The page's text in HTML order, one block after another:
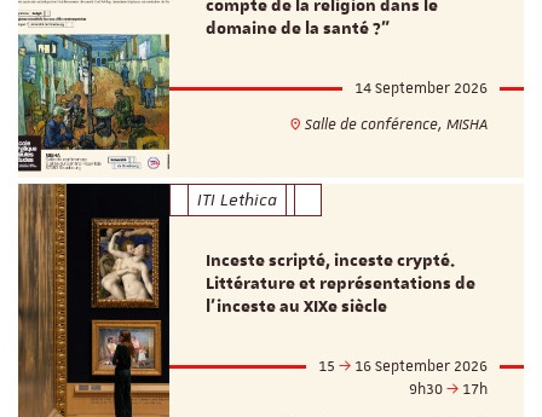
compte de la religion dans le
domaine de la santé ?"
14 September 2026
Salle de conférence, MISHA
ITI Lethica
Inceste scripté, inceste crypté.
Littérature et représentations de
l’inceste au XIXe siècle
15
16 September 2026
9h30
17h